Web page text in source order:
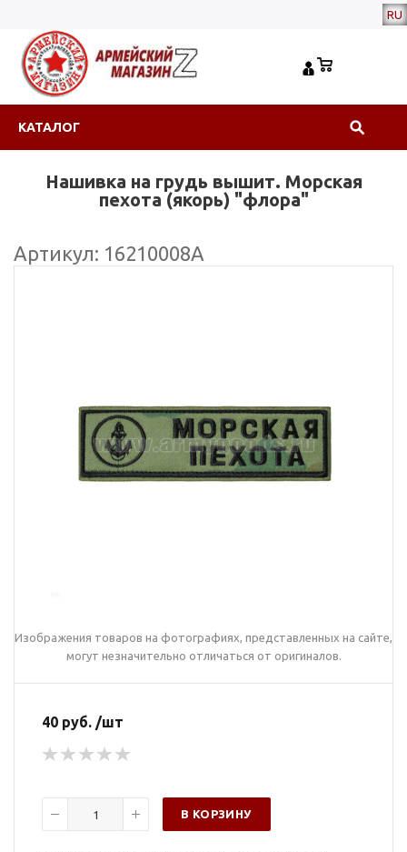
RU
КАТАЛОГ
Нашивка на грудь вышит. Морская
пехота (якорь) "флора"
Артикул: 16210008А
Изображения товаров на фотографиях, представленных на сайте,
могут незначительно отличаться от оригиналов.
40 руб. /шт
В КОРЗИНУ